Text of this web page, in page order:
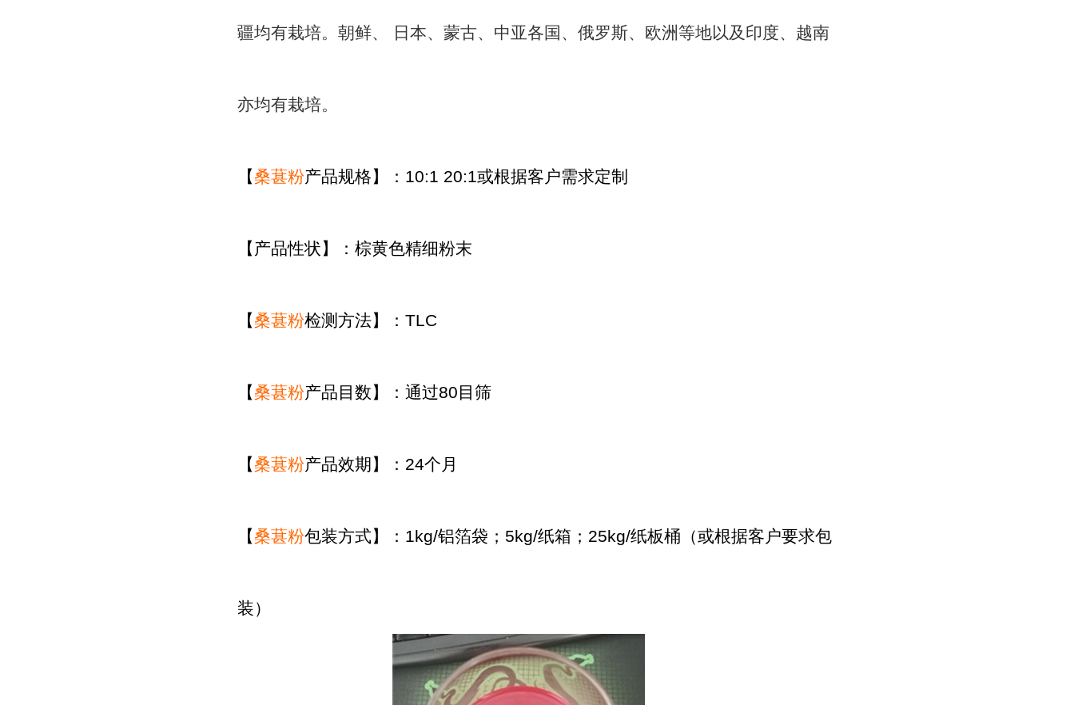
疆均有栽培。朝鲜、 日本、蒙古、中亚各国、俄罗斯、欧洲等地以及印度、越南
亦均有栽培。
【桑葚粉产品规格】：10:1 20:1或根据客户需求定制
【产品性状】：棕黄色精细粉末
【桑葚粉检测方法】：TLC
【桑葚粉产品目数】：通过80目筛
【桑葚粉产品效期】：24个月
【桑葚粉包装方式】：1kg/铝箔袋；5kg/纸箱；25kg/纸板桶（或根据客户要求包
装）